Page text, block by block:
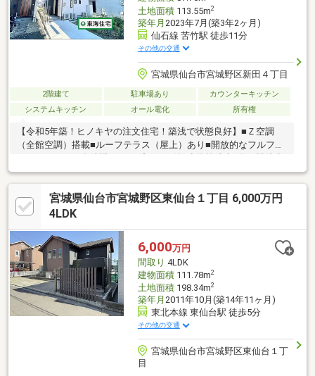
土地面積113.55m2
築年月 2023年7月(築3年2ヶ月)
仙石線 苦竹駅 徒歩11分
その他の交通
宮城県仙台市宮城野区新田４丁目
2階建て 駐車場あり
カウンターキッチン
システムキッチン
オール電化 所有権
【令和5年築！ヒノキヤの注文住宅！築浅で状態良好】■Ｚ空調
（全館空調）搭載■ルーフテラス（屋上）あり■開放的なフルフラ
11分
宮城県仙台市宮城野区東仙台１丁目 6,000万円
4LDK
6,000万円
間取り 4LDK
建物面積111.78m2
土地面積198.34m2
築年月 2011年10月(築14年11ヶ月)
東北本線 東仙台駅 徒歩5分
その他の交通
宮城県仙台市宮城野区東仙台１丁
目